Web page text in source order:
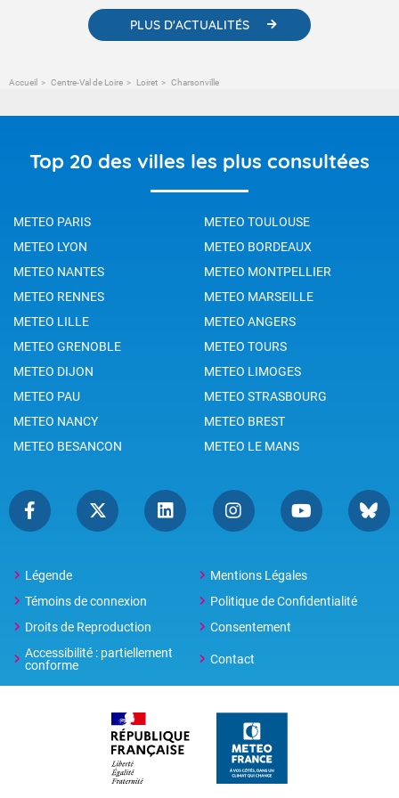
PLUS D'ACTUALITÉS
Accueil Centre-Val de Loire Loiret Charsonville
Top 20 des villes les plus consultées
METEO PARIS
METEO TOULOUSE
METEO LYON
METEO BORDEAUX
METEO NANTES
METEO MONTPELLIER
METEO RENNES
METEO MARSEILLE
METEO LILLE
METEO ANGERS
METEO GRENOBLE
METEO TOURS
METEO DIJON
METEO LIMOGES
METEO PAU
METEO STRASBOURG
METEO NANCY
METEO BREST
METEO BESANCON
METEO LE MANS
Légende
Mentions Légales
Témoins de connexion
Politique de Confidentialité
Droits de Reproduction
Consentement
Accessibilité : partiellement
conforme
Contact